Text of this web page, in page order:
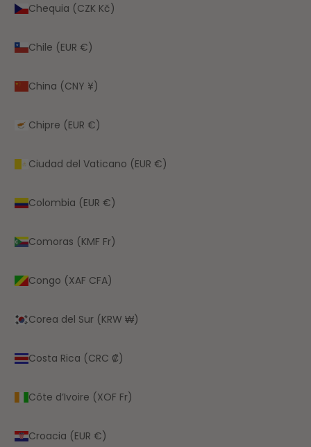
Chequia (CZK Kč)
Chile (EUR €)
China (CNY ¥)
Chipre (EUR €)
Ciudad del Vaticano (EUR €)
Colombia (EUR €)
Comoras (KMF Fr)
Congo (XAF CFA)
Corea del Sur (KRW ₩)
Costa Rica (CRC ₡)
Côte d’Ivoire (XOF Fr)
Croacia (EUR €)